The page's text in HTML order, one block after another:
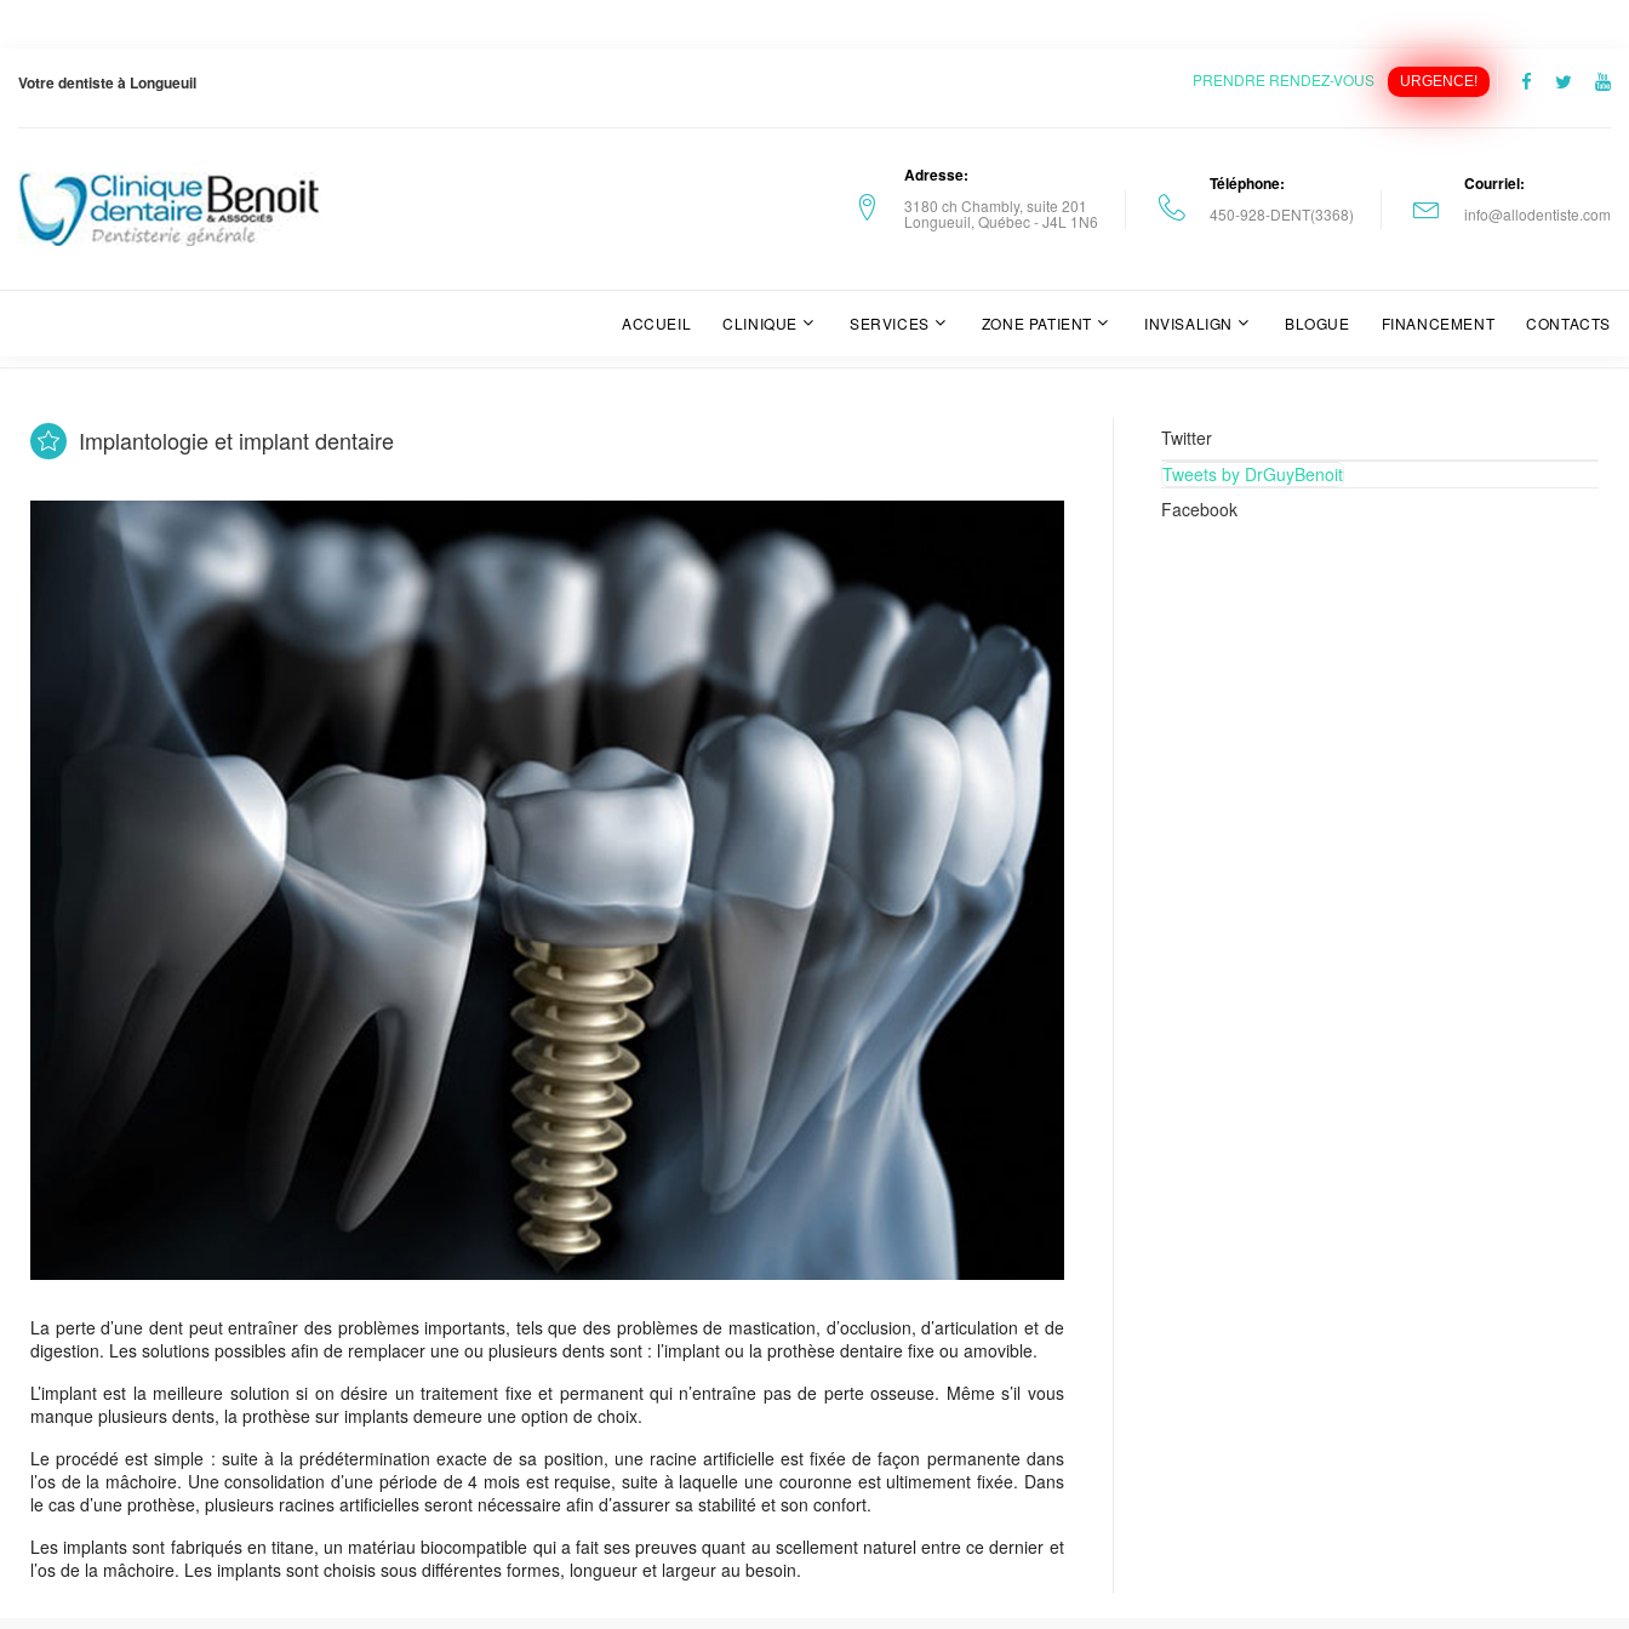
Votre dentiste à Longueuil PRENDRE RENDEZ-VOUS URGENCE!
Adresse
3180 ch Chambly, suite 201
Longueuil, Québec - J4L 1N6
Téléphone
450-928-DENT(3368)
Courriel
info@allodentiste.com
ACCUEIL CLINIQUE SERVICES ZONE PATIENT INVISALIGN BLOGUE FINANCEMENT CONTACTS
Implantologie et implant dentaire
La perte d’une dent peut entraîner des problèmes importants, tels que des problèmes de mastication, d’occlusion, d’articulation et de
digestion. Les solutions possibles afin de remplacer une ou plusieurs dents sont : l’implant ou la prothèse dentaire fixe ou amovible.
L’implant est la meilleure solution si on désire un traitement fixe et permanent qui n’entraîne pas de perte osseuse. Même s’il vous
manque plusieurs dents, la prothèse sur implants demeure une option de choix.
Le procédé est simple : suite à la prédétermination exacte de sa position, une racine artificielle est fixée de façon permanente dans
l’os de la mâchoire. Une consolidation d’une période de 4 mois est requise, suite à laquelle une couronne est ultimement fixée. Dans
le cas d’une prothèse, plusieurs racines artificielles seront nécessaire afin d’assurer sa stabilité et son confort.
Les implants sont fabriqués en titane, un matériau biocompatible qui a fait ses preuves quant au scellement naturel entre ce dernier et
l’os de la mâchoire. Les implants sont choisis sous différentes formes, longueur et largeur au besoin.
Twitter
Tweets by DrGuyBenoit
Facebook